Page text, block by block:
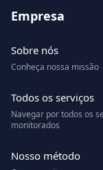
Empresa
Sobre nós
Conheça nossa missão
Todos os serviços
Navegar por todos os
monitorados
Nosso método